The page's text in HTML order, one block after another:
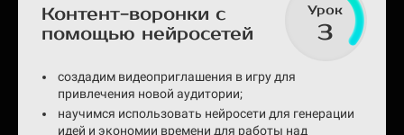
Контент-воронки с
помощью нейросетей
Урок
3
создадим видеоприглашения в игру для
привлечения новой аудитории;
научимся использовать нейросети для генерации
идей и экономии времени для работы над